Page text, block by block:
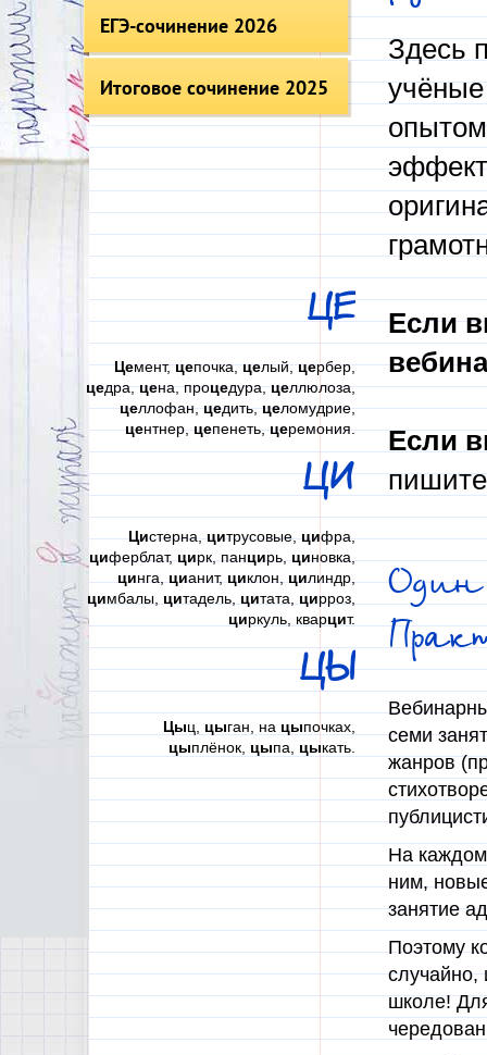
ЕГЭ-сочинение 2026
Итоговое сочинение 2025
ЦЕ
Цемент,цепочка,целый,цербер,
цедра,цена, процедура,целлюлоза,
целлофан,цедить,целомудрие,
центнер,цепенеть,церемония.
ЦИ
Цистерна,цитрусовые,цифра,
циферблат,цирк, панцирь,циновка,
цинга, цианит, циклон, цилиндр,
цимбалы, цитадель, цитата, цирроз,
циркуль, кварцит.
ЦЫ
Цыц, цыган, на цыпочках,
цыплёнок, цыпа, цыкать.
Здесь
учёные
Если
Если
семи
жанров
На каждом
ним,
занятие
Поэтому
случайно,
школе!